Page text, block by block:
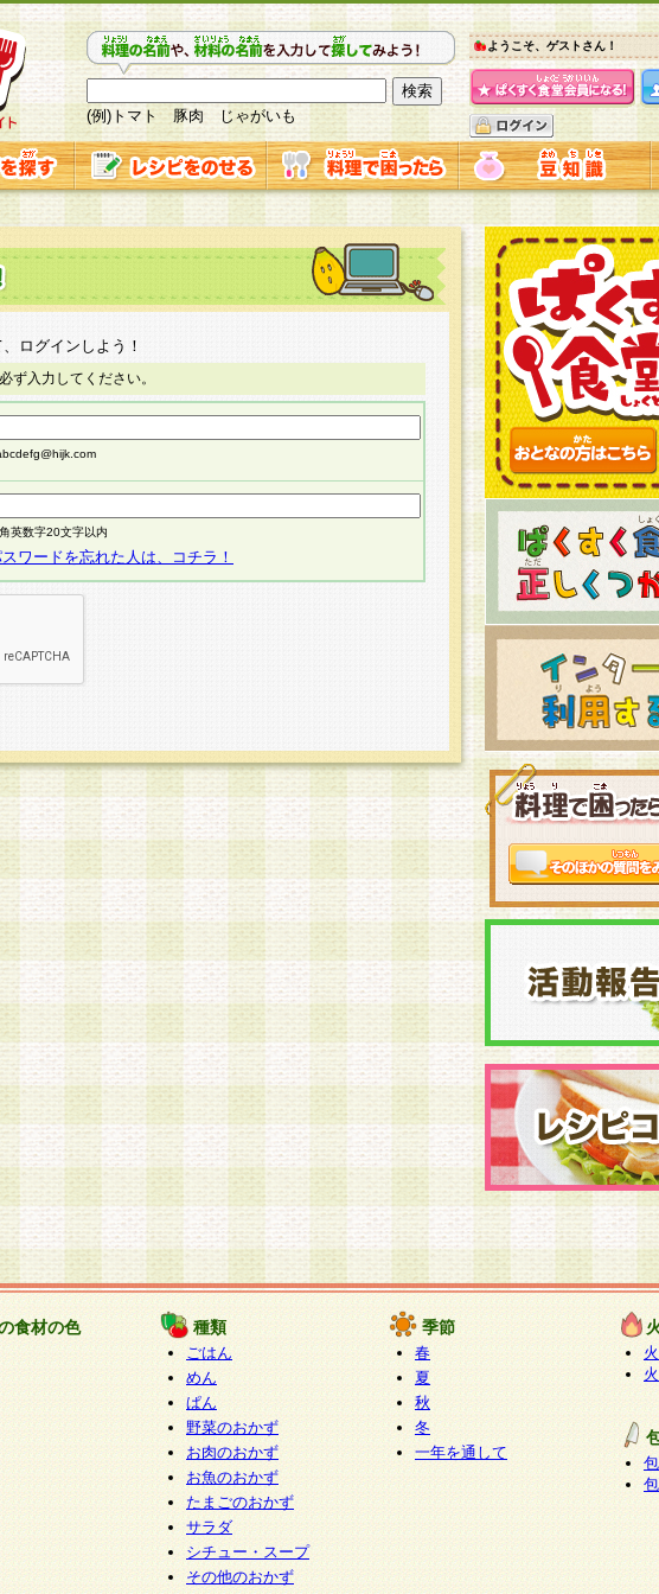
(例)トマト 豚肉 じゃがいも
ようこそ、ゲストさん！
ログインしよう！
ず入力してください。
英数字20文字以内
ワードを忘れた人は、コチラ！
食材の色 種類
ごはん
めん
ぱん
野菜のおかず
お肉のおかず
お魚のおかず
たまごのおかず
サラダ
シチュー・スープ
その他のおかず
季節
春
夏
秋
冬
一年を通して